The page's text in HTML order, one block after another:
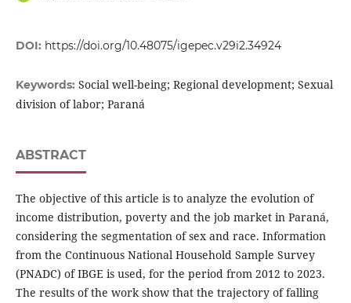
DOI: https://doi.org/10.48075/igepec.v29i2.34924
Keywords: Social well-being; Regional development; Sexual
division of labor; Paraná
ABSTRACT
The objective of this article is to analyze the evolution of
income distribution, poverty and the job market in Paraná,
considering the segmentation of sex and race. Information
from the Continuous National Household Sample Survey
(PNADC) of IBGE is used, for the period from 2012 to 2023.
The results of the work show that the trajectory of falling